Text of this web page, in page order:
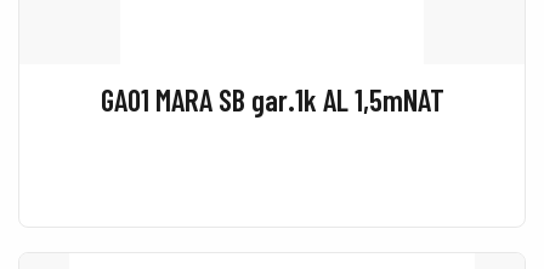
GA01 MARA SB gar.1k AL 1,5mNAT